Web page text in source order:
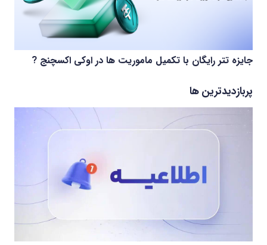
جایزه تتر رایگان با تکمیل ماموریت ها در اوکی اکسچنج ?
پربازدیدترین ها